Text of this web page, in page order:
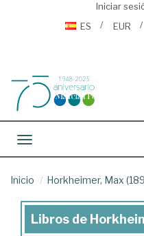
Iniciar
ES
EUR
Toggle navigation
Inicio Horkheimer, Max
Libros
Libros de